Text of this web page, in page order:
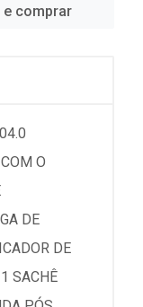
comprar
O
DE
DE
SACHÊ